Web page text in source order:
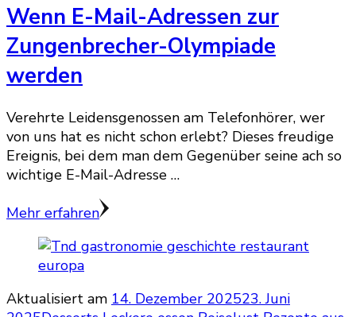
Wenn E-Mail-Adressen zur
Zungenbrecher-Olympiade
werden
Verehrte Leidensgenossen am Telefonhörer, wer
von uns hat es nicht schon erlebt? Dieses freudige
Ereignis, bei dem man dem Gegenüber seine ach so
wichtige E-Mail-Adresse …
Mehr erfahren
Aktualisiert am 14. Dezember 202523. Juni